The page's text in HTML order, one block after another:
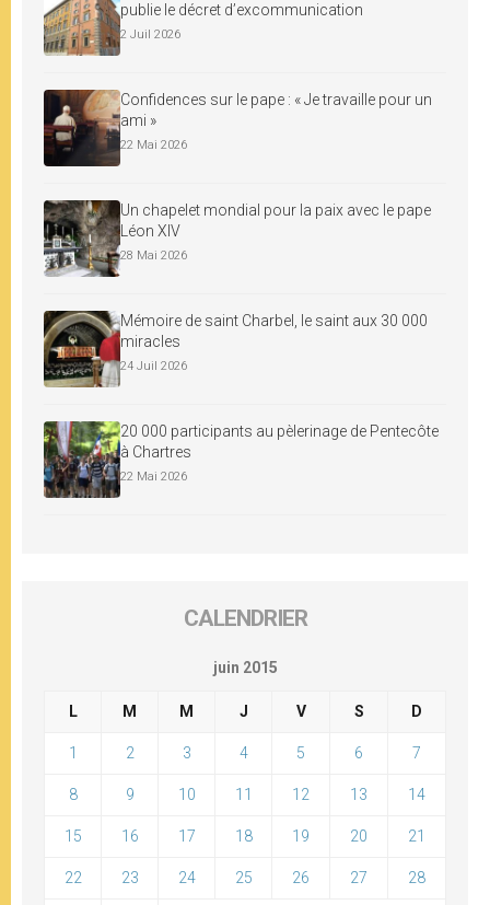
publie le décret d’excommunication
2 Juil 2026
Confidences sur le pape : « Je travaille pour un
ami »
22 Mai 2026
Un chapelet mondial pour la paix avec le pape
Léon XIV
28 Mai 2026
Mémoire de saint Charbel, le saint aux 30 000
miracles
24 Juil 2026
20 000 participants au pèlerinage de Pentecôte
à Chartres
22 Mai 2026
CALENDRIER
juin 2015
L M M J V S D
1 2 3 4 5 6 7
8 9 10 11 12 13 14
15 16 17 18 19 20 21
22 23 24 25 26 27 28